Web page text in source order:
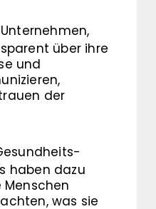
Unternehmen,
über ihre
und
der
haben dazu
was sie